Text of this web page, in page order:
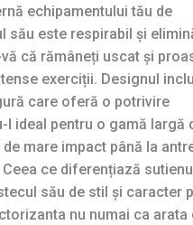
echipamentului tău de
său este respirabil și
că rămâneți uscat și
exerciții. Designul
care oferă o potrivire
ideal pentru o gamă largă
mare impact până la
ce diferențiază
său de stil și caracter
nu numai ca arata